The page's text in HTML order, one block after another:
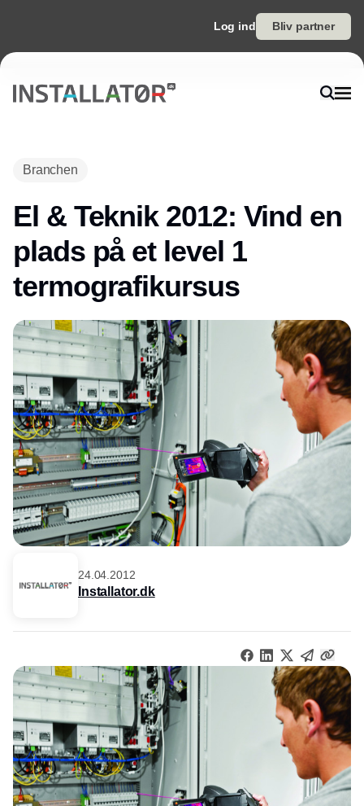
Log ind Bliv partner
Branchen
El & Teknik 2012: Vind en
plads på et level 1
termografikursus
24.04.2012
Installator.dk